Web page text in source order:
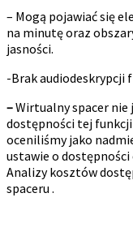
– Mogą pojawiać się
na minutę oraz
jasności.
-Brak audiodeskrypcji
–Wirtualny spacer
dostępności tej
oceniliśmy jako
ustawie o
Analizy kosztów
spaceru .